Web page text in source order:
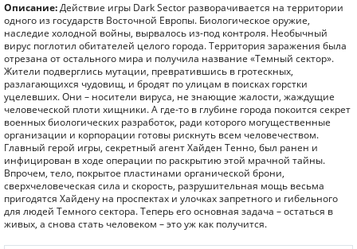
Описание:Действие игры Dark Sector разворачивается на территории
одного из государств Восточной Европы. Биологическое оружие,
наследие холодной войны, вырвалось из-под контроля. Необычный
вирус поглотил обитателей целого города. Территория заражения была
отрезана от остального мира и получила название «Темный сектор».
Жители подверглись мутации, превратившись в гротескных,
разлагающихся чудовищ, и бродят по улицам в поисках горстки
уцелевших. Они – носители вируса, не знающие жалости, жаждущие
человеческой плоти хищники. А где-то в глубине города покоится секрет
военных биологических разработок, ради которого могущественные
организации и корпорации готовы рискнуть всем человечеством.
Главный герой игры, секретный агент Хайден Тенно, был ранен и
инфицирован в ходе операции по раскрытию этой мрачной тайны.
Впрочем, тело, покрытое пластинами органической брони,
сверхчеловеческая сила и скорость, разрушительная мощь весьма
пригодятся Хайдену на проспектах и улочках запретного и гибельного
для людей Темного сектора. Теперь его основная задача – остаться в
живых, а снова стать человеком – это уж как получится.